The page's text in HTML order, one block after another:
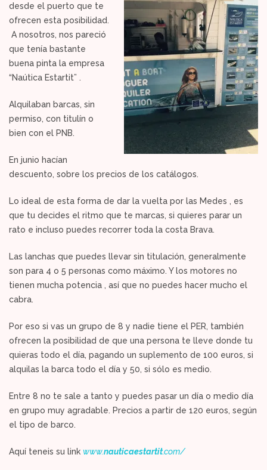
desde el puerto que te
ofrecen esta posibilidad.
A nosotros, nos pareció
que tenía bastante
buena pinta la empresa
“Naútica Estartit” .
Alquilaban barcas, sin
permiso, con titulín o
bien con el PNB.
En junio hacían
descuento, sobre los precios de los catálogos.
Lo ideal de esta forma de dar la vuelta por las Medes , es
que tu decides el ritmo que te marcas, si quieres parar un
rato e incluso puedes recorrer toda la costa Brava.
Las lanchas que puedes llevar sin titulación, generalmente
son para 4 o 5 personas como máximo. Y los motores no
tienen mucha potencia , así que no puedes hacer mucho el
cabra.
Por eso si vas un grupo de 8 y nadie tiene el PER, también
ofrecen la posibilidad de que una persona te lleve donde tu
quieras todo el día, pagando un suplemento de 100 euros, si
alquilas la barca todo el día y 50, si sólo es medio.
Entre 8 no te sale a tanto y puedes pasar un día o medio día
en grupo muy agradable. Precios a partir de 120 euros, según
el tipo de barco.
Aquí teneis su link www.nauticaestartit.com/